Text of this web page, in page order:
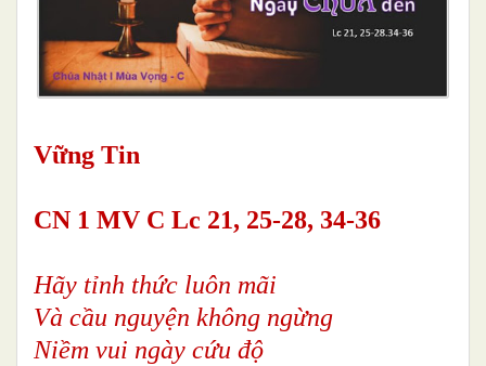
Vững Tin
CN 1 MV C Lc 21, 25-28, 34-36
Hãy tỉnh thức luôn mãi
Và cầu nguyện không ngừng
Niềm vui ngày cứu độ